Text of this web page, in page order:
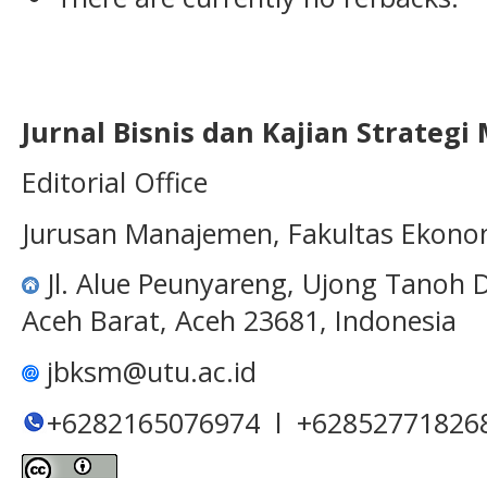
Jurnal Bisnis dan Kajian Strategi
Editorial Office
Jurusan Manajemen, Fakultas
Jl. Alue Peunyareng, Ujong
Aceh Barat, Aceh 23681, Indonesia
jbksm@utu.ac.id
+6282165076974 l